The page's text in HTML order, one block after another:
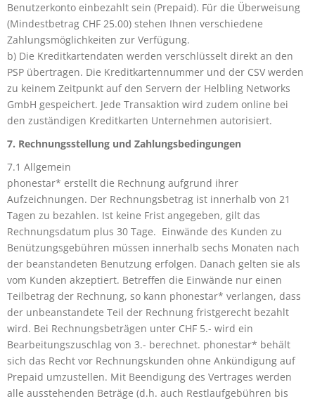
Benutzerkonto einbezahlt sein (Prepaid). Für die Überweisung
(Mindestbetrag CHF 25.00) stehen Ihnen verschiedene
Zahlungsmöglichkeiten zur Verfügung.
b) Die Kreditkartendaten werden verschlüsselt direkt an den
PSP übertragen. Die Kreditkartennummer und der CSV werden
zu keinem Zeitpunkt auf den Servern der Helbling Networks
GmbH gespeichert. Jede Transaktion wird zudem online bei
den zuständigen Kreditkarten Unternehmen autorisiert.
7. Rechnungsstellung und Zahlungsbedingungen
7.1 Allgemein
phonestar* erstellt die Rechnung aufgrund ihrer
Aufzeichnungen. Der Rechnungsbetrag ist innerhalb von 21
Tagen zu bezahlen. Ist keine Frist angegeben, gilt das
Rechnungsdatum plus 30 Tage. Einwände des Kunden zu
Benützungsgebühren müssen innerhalb sechs Monaten nach
der beanstandeten Benutzung erfolgen. Danach gelten sie als
vom Kunden akzeptiert. Betreffen die Einwände nur einen
Teilbetrag der Rechnung, so kann phonestar* verlangen, dass
der unbeanstandete Teil der Rechnung fristgerecht bezahlt
wird. Bei Rechnungsbeträgen unter CHF 5.- wird ein
Bearbeitungszuschlag von 3.- berechnet. phonestar* behält
sich das Recht vor Rechnungskunden ohne Ankündigung auf
Prepaid umzustellen. Mit Beendigung des Vertrages werden
alle ausstehenden Beträge (d.h. auch Restlaufgebühren bis